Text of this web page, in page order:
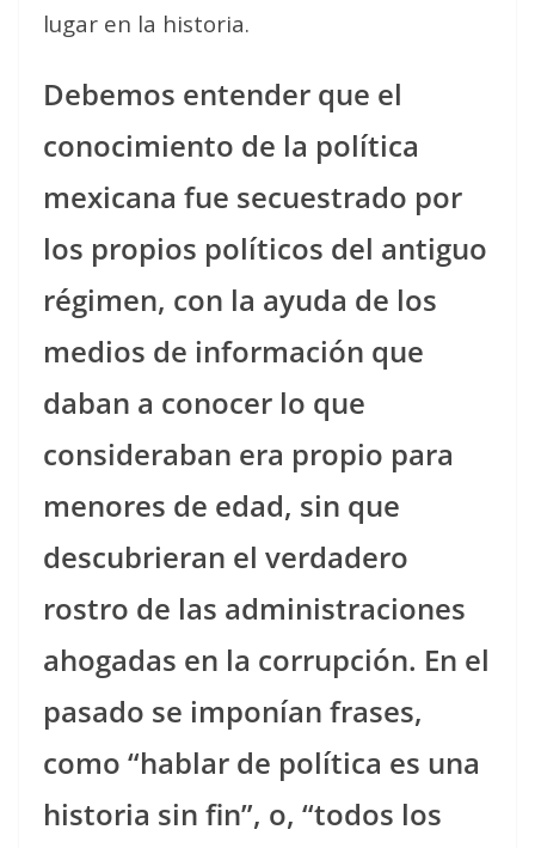
lugar en la historia.
Debemos entender que el
conocimiento de la política
mexicana fue secuestrado por
los propios políticos del antiguo
régimen, con la ayuda de los
medios de información que
daban a conocer lo que
consideraban era propio para
menores de edad, sin que
descubrieran el verdadero
rostro de las administraciones
ahogadas en la corrupción. En el
pasado se imponían frases,
como “hablar de política es una
historia sin fin”, o, “todos los